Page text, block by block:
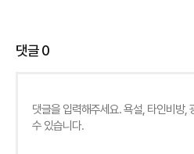
댓글0